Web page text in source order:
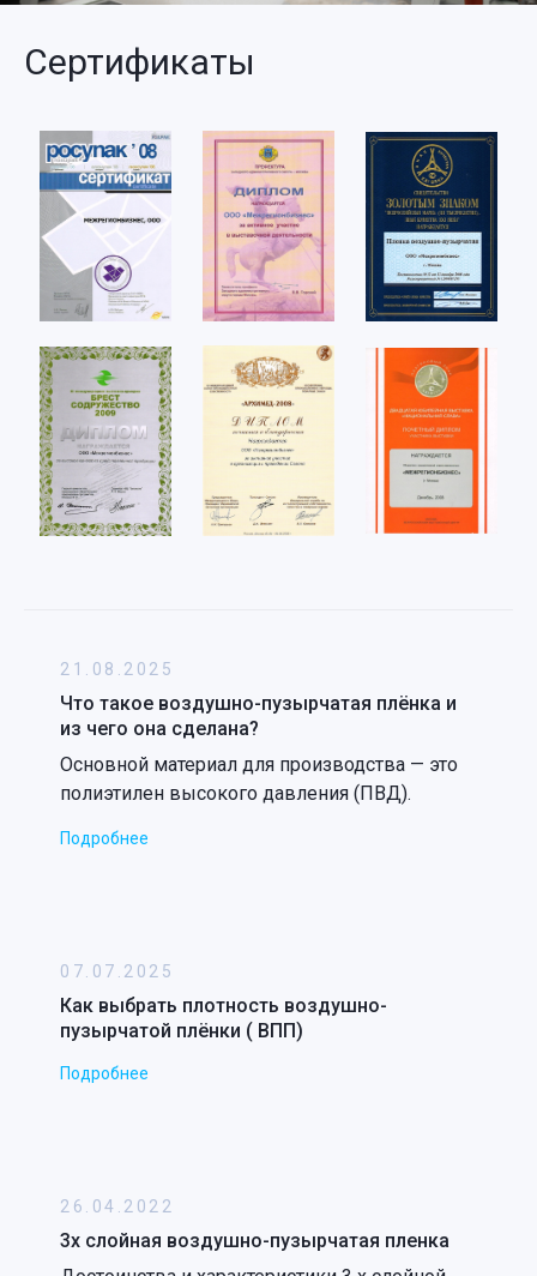
Сертификаты
21.08.2025
Что такое воздушно-пузырчатая плёнка и
из чего она сделана?
Основной материал для производства — это
полиэтилен высокого давления (ПВД).
Подробнее
07.07.2025
Как выбрать плотность воздушно-
пузырчатой плёнки ( ВПП)
Подробнее
26.04.2022
3х слойная воздушно-пузырчатая пленка